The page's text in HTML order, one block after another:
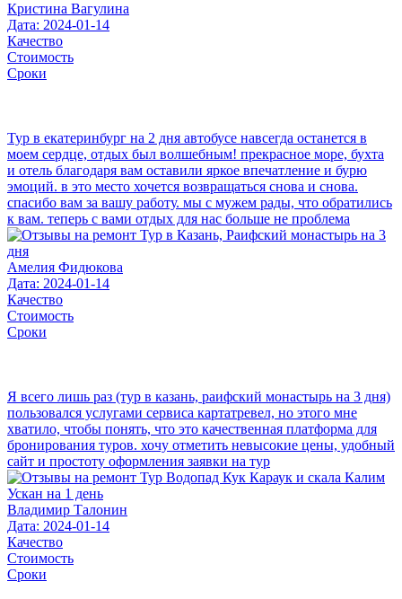
Кристина Вагулина
Дата: 2024-01-14
Качество
Стоимость
Сроки
Тур в екатеринбург на 2 дня автобусе навсегда останется в
моем сердце, отдых был волшебным! прекрасное море, бухта
и отель благодаря вам оставили яркое впечатление и бурю
эмоций. в это место хочется возвращаться снова и снова.
спасибо вам за вашу работу. мы с мужем рады, что обратились
к вам. теперь с вами отдых для нас больше не проблема
Амелия Фидюкова
Дата: 2024-01-14
Качество
Стоимость
Сроки
Я всего лишь раз (тур в казань, раифский монастырь на 3 дня)
пользовался услугами сервиса картатревел, но этого мне
хватило, чтобы понять, что это качественная платформа для
бронирования туров. хочу отметить невысокие цены, удобный
сайт и простоту оформления заявки на тур
Владимир Талонин
Дата: 2024-01-14
Качество
Стоимость
Сроки